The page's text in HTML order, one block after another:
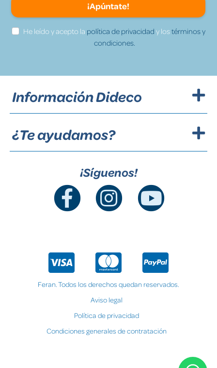
¡Apúntate!
He leído y acepto la política de privacidad y lostérminos y
condiciones.
Información Dideco
¿Te ayudamos?
¡Síguenos!
Feran. Todos los derechos quedan reservados.
Aviso legal
Política de privacidad
Condiciones generales de contratación